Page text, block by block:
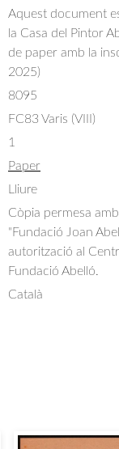
Aquest document
la Casa del Pintor
de paper amb la
2025)
8095
FC83 Varis (VIII)
1
Paper
Lliure
Còpia permesa
"Fundació Joan
autorització al
Fundació Abelló.
Català